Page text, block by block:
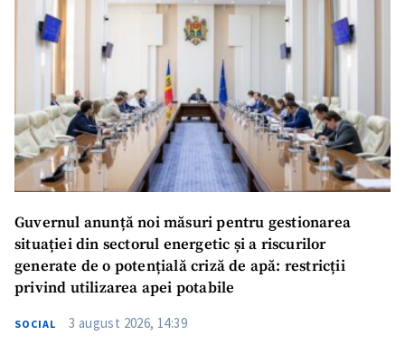
Guvernul anunță noi măsuri pentru gestionarea
situației din sectorul energetic și a riscurilor
generate de o potențială criză de apă: restricții
privind utilizarea apei potabile
SOCIAL 3 august 2026, 14:39